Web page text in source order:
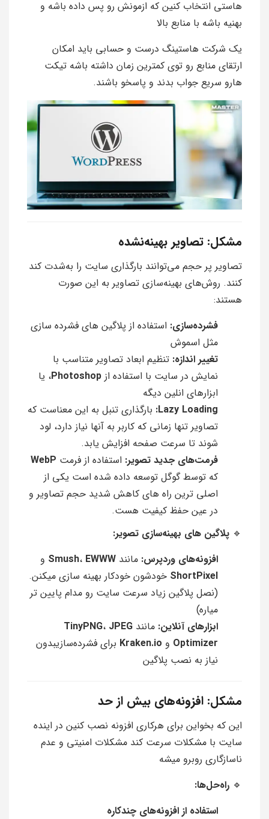
هاستی انتخاب کنین که ازمونش رو پس داده باشه و
بهنیه باشه با منابع بالا
یک شرکت هاستینگ درست و حسابی باید امکان
ارتقای منابع رو توی کمترین زمان داشته باشه تیکت
هارو سریع جواب بدند و پاسخو باشند.
مشکل: تصاویر بهینه‌نشده
تصاویر پر حجم می‌توانند بارگذاری سایت را به‌شدت کند
کنند. روش‌های بهینه‌سازی تصاویر به این صورت
هستند:
فشرده‌سازی: استفاده از پلاگین های فشرده سازی
مثل اسموش
تغییر اندازه: تنظیم ابعاد تصاویر متناسب با
نمایش در سایت با استفاده از Photoshop، یا
ابزارهای انلین دیگه
Lazy Loading: بارگذاری تنبل به این معناست که
تصاویر تنها زمانی که کاربر به آنها نیاز دارد، لود
شوند تا سرعت صفحه افزایش یابد.
فرمت‌های جدید تصویر: استفاده از فرمت WebP
که توسط گوگل توسعه داده شده است یکی از
اصلی ترین راه های کاهش شدید حجم تصاویر و
در عین حفظ کیفیت هست.
🔹 پلاگین های بهینه‌سازی تصویر:
افزونه‌های وردپرس: مانند Smush، EWWW
و
ShortPixel خودشون خودکار بهینه سازی میکنن.
(نصل پلاگین زیاد سرعت سایت رو مدام پایین تر
میاره)
ابزارهای آنلاین: مانند TinyPNG، JPEG
Optimizer و Kraken.io برای فشرده‌سازیبدون
نیاز به نصب پلاگین
مشکل: افزونه‌های بیش از حد
این که بخواین برای هرکاری افزونه نصب کنین در اینده
سایت با مشکلات سرعت کند مشکلات امنیتی و عدم
ناسازگاری روبرو میشه
🔹 راه‌حل‌ها:
استفاده از افزونه‌های چندکاره